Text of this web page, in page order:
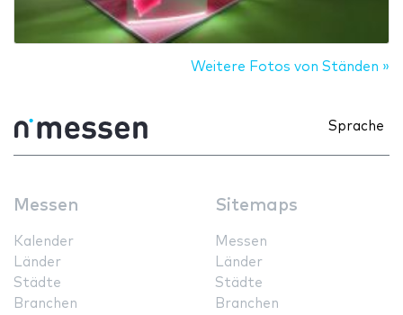
Weitere Fotos von Ständen »
Sprache
Messen
Kalender
Länder
Städte
Branchen
Sitemaps
Messen
Länder
Städte
Branchen